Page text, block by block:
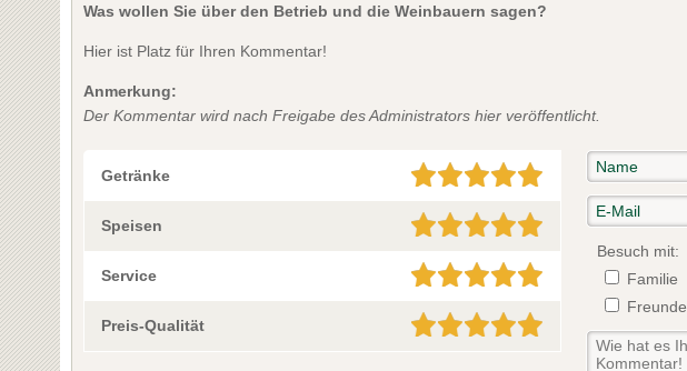
Was wollen Sie über den Betrieb und die Weinbauern sagen?
Hier ist Platz für Ihren Kommentar!
Anmerkung:
Der Kommentar wird nach Freigabe des Administrators hier veröffentlicht.
Getränke
Speisen
Service
Preis-Qualität
Besuch mit:
Familie
Freunde